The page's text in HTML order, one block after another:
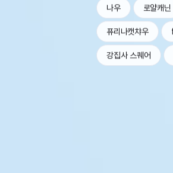
나우 로얄캐닌
퓨리나캣챠우
강집사 스퀘어